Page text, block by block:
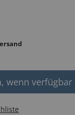
wenn verfügbar